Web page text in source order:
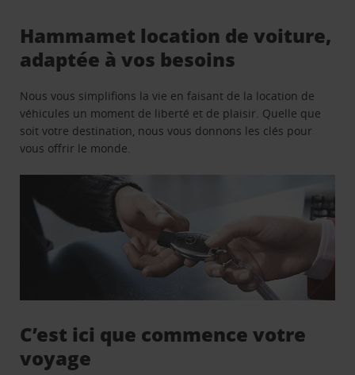
Hammamet location de voiture,
adaptée à vos besoins
Nous vous simplifions la vie en faisant de la location de
véhicules un moment de liberté et de plaisir. Quelle que
soit votre destination, nous vous donnons les clés pour
vous offrir le monde.
C’est ici que commence votre
voyage